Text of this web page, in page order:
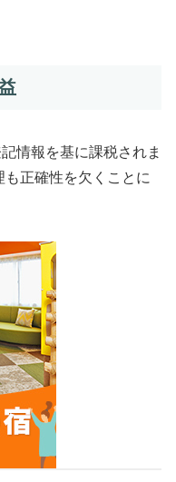
情報を基に課税されま
正確性を欠くことに